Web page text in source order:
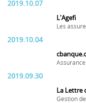
2019.10.07
L'Agefi
Les
2019.10.04
2019.09.30
La Lettre
Gestion